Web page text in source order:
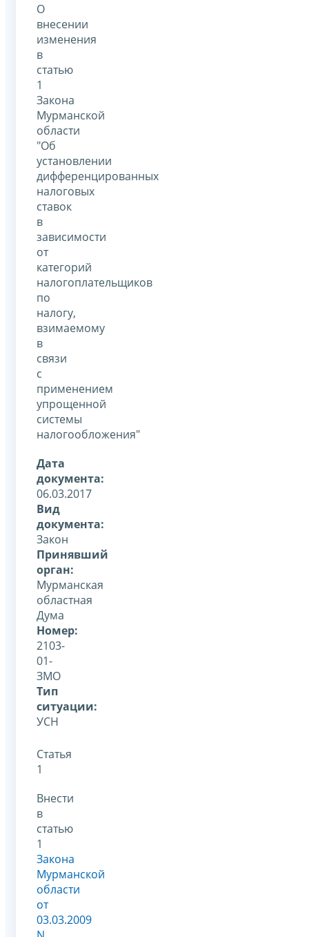
О
внесении
изменения
в
статью
1
Закона
Мурманской
области
"Об
установлении
дифференцированных
налоговых
ставок
в
зависимости
от
категорий
налогоплательщиков
по
налогу,
взимаемому
в
связи
с
применением
упрощенной
системы
налогообложения"
Дата
документа:
06.03.2017
Вид
документа:
Закон
Принявший
орган:
Мурманская
областная
Дума
Номер:
2103-
01-
ЗМО
Тип
ситуации:
УСН
Статья
1
Внести
в
статью
1
Закона
Мурманской
области
от
03.03.2009